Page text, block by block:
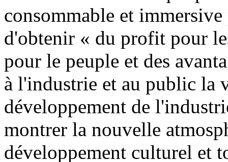
consommable et
d'obtenir « du profit pour
pour le peuple et des
à l'industrie et au public la
développement de
montrer la nouvelle
développement culturel et